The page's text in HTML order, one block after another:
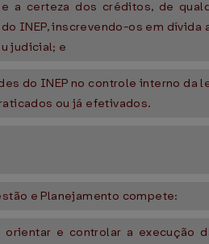
a certeza dos créditos, de
INEP, inscrevendo-os em dívida
judicial; e
do INEP no controle interno da
ou já efetivados.
e Planejamento compete:
orientar e controlar a execução